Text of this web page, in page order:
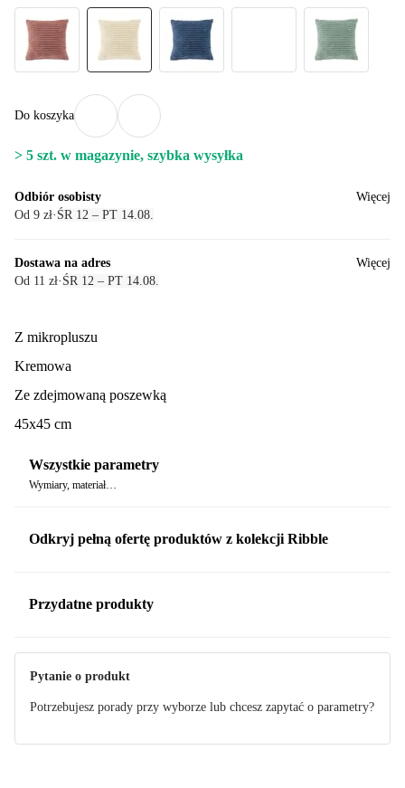
Do koszyka
> 5 szt. w magazynie, szybka wysyłka
Odbiór osobisty
Od 9 zł· ŚR 12 – PT 14.08.
Więcej
Dostawa na adres
Od 11 zł· ŚR 12 – PT 14.08.
Więcej
Z mikropluszu
Kremowa
Ze zdejmowaną poszewką
45x45 cm
Wszystkie parametry
Wymiary, materiał…
Odkryj pełną ofertę produktów z kolekcji Ribble
Przydatne produkty
Pytanie o produkt
Potrzebujesz porady przy wyborze lub chcesz zapytać o parametry?